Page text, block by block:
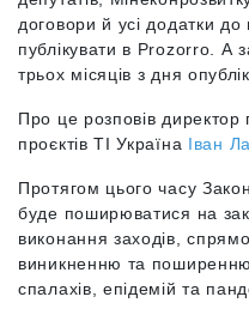
договори й усі додатки до
публікувати в Prozorro. А
трьох місяців з дня
Про це розповів директор
проєктів ТІ Україна Іван
Протягом цього часу
буде поширюватися на
виконання заходів,
виникненню та поширенню,
спалахів, епідемій та